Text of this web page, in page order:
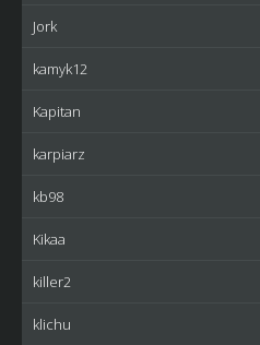
Jork
kamyk12
Kapitan
karpiarz
kb98
Kikaa
killer2
klichu